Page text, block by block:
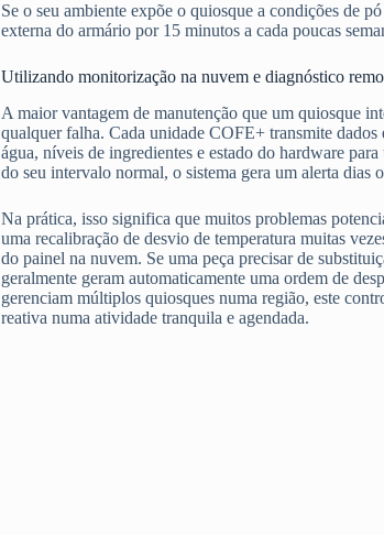
Se o seu ambiente expõe o quiosque a condições de
externa do armário por 15 minutos a cada poucas
Utilizando monitorização na nuvem e diagnóstico
A maior vantagem de manutenção que um quiosque
qualquer falha. Cada unidade COFE+ transmite
água, níveis de ingredientes e estado do hardware
do seu intervalo normal, o sistema gera um alerta dias
Na prática, isso significa que muitos problemas
uma recalibração de desvio de temperatura muitas
do painel na nuvem. Se uma peça precisar de
geralmente geram automaticamente uma ordem de
gerenciam múltiplos quiosques numa região, este
reativa numa atividade tranquila e agendada.